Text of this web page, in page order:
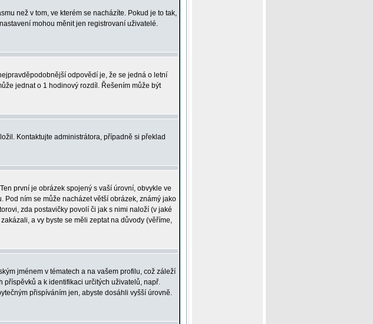
než v tom, ve kterém se nacházíte. Pokud je to tak,
mohou měnit jen registrovaní uživatelé.
odpovědí je, že se jedná o letní
jednat o 1 hodinový rozdíl. Řešením může být
Kontaktujte administrátora, případně si překlad
první je obrázek spojený s vaší úrovní, obvykle ve
ním se může nacházet větší obrázek, známý jako
zda postavičky povolí či jak s nimi naloží (v jaké
a vy byste se měli zeptat na důvody (věříme,
jménem v tématech a na vašem profilu, což záleží
a k identifikaci určitých uživatelů, např.
přispíváním jen, abyste dosáhli vyšší úrovně.